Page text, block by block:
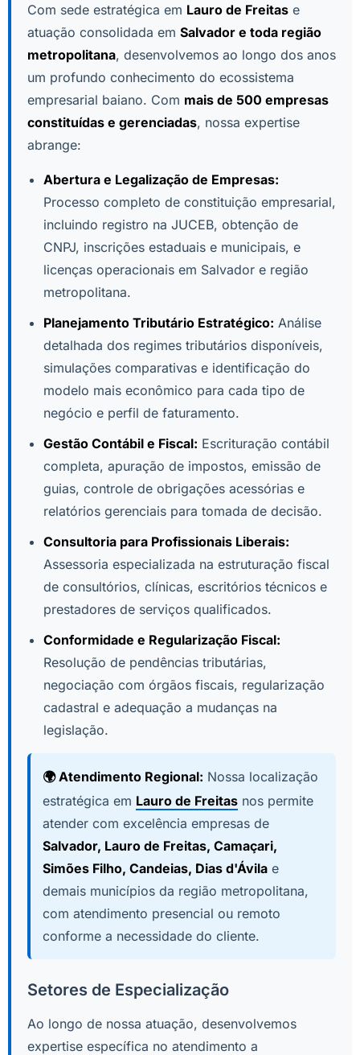
Com sede estratégica em Lauro de Freitas e
atuação consolidada em Salvador e toda região
metropolitana, desenvolvemos ao longo dos anos
um profundo conhecimento do ecossistema
empresarial baiano. Com mais de 500 empresas
constituídas e gerenciadas, nossa expertise
abrange:
Abertura e Legalização de Empresas:
Processo completo de constituição empresarial,
incluindo registro na JUCEB, obtenção de
CNPJ, inscrições estaduais e municipais, e
licenças operacionais em Salvador e região
metropolitana.
Planejamento Tributário Estratégico: Análise
detalhada dos regimes tributários disponíveis,
simulações comparativas e identificação do
modelo mais econômico para cada tipo de
negócio e perfil de faturamento.
Gestão Contábil e Fiscal: Escrituração contábil
completa, apuração de impostos, emissão de
guias, controle de obrigações acessórias e
relatórios gerenciais para tomada de decisão.
Consultoria para Profissionais Liberais:
Assessoria especializada na estruturação fiscal
de consultórios, clínicas, escritórios técnicos e
prestadores de serviços qualificados.
Conformidade e Regularização Fiscal:
Resolução de pendências tributárias,
negociação com órgãos fiscais, regularização
cadastral e adequação a mudanças na
legislação.
🌍 Atendimento Regional: Nossa localização
estratégica em Lauro de Freitas nos permite
atender com excelência empresas de
Salvador, Lauro de Freitas, Camaçari,
Simões Filho, Candeias, Dias d'Ávila e
demais municípios da região metropolitana,
com atendimento presencial ou remoto
conforme a necessidade do cliente.
Setores de Especialização
Ao longo de nossa atuação, desenvolvemos
expertise específica no atendimento a